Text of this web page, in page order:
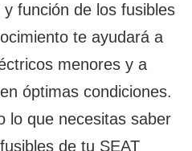
función de los fusibles
te ayudará a
menores y a
óptimas condiciones.
lo que necesitas saber
de tu SEAT